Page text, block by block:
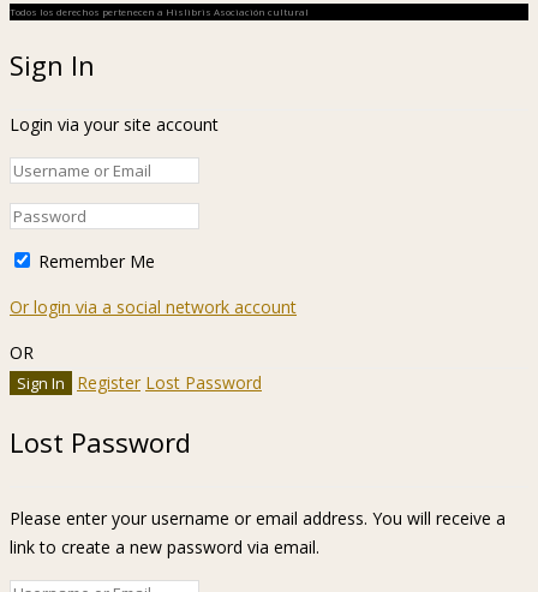
Todos los derechos pertenecen a Hislibris Asociación cultural
Sign In
Login via your site account
Remember Me
Or login via a social network account
OR
Register Lost Password
Lost Password
Please enter your username or email address. You will receive a
link to create a new password via email.